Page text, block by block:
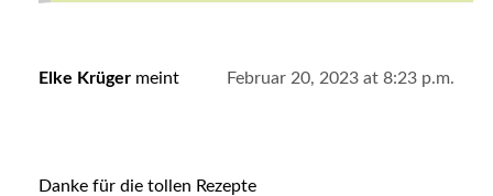
Elke Krüger meint Februar 20, 2023 at 8:23 p.m.
Danke für die tollen Rezepte